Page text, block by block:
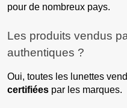
pour de nombreux pays.
Les produits vendus
authentiques ?
Oui, toutes les lunettes
certifiées par les marques.